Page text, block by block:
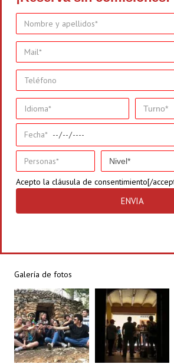
Acepto la cláusula de consentimiento[/
Galería de fotos